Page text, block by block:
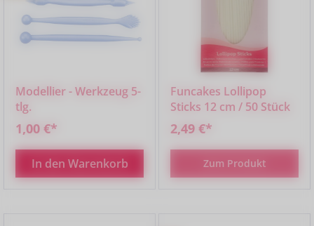
Modellier - Werkzeug 5-
tlg.
1,00 €*
In den Warenkorb
Funcakes Lollipop
Sticks 12 cm / 50 Stück
2,49 €*
Zum Produkt